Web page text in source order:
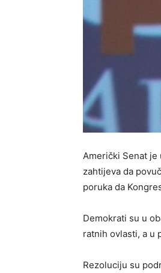
Američki Senat je
zahtijeva da
poruka da
Demokrati su u
ratnih ovlasti, a u
Rezoluciju su